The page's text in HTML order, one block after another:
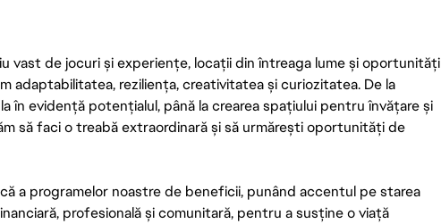
vast de jocuri și experiențe, locații din întreaga lume și oportunități
adaptabilitatea, reziliența, creativitatea și curiozitatea. De la
în evidență potențialul, până la crearea spațiului pentru învățare și
să faci o treabă extraordinară și să urmărești oportunități de
a programelor noastre de beneficii, punând accentul pe starea
profesională și comunitară, pentru a susține o viață